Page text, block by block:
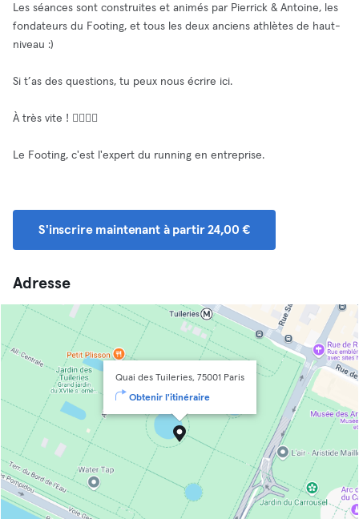
Les séances sont construites et animés par Pierrick & Antoine, les
fondateurs du Footing, et tous les deux anciens athlètes de haut-
niveau :)
Si t’as des questions, tu peux nous écrire ici.
À très vite ! 🏃‍♀️🏃‍♂️
Le Footing, c'est l'expert du running en entreprise.
S'inscrire maintenant à partir 24,00 €
Adresse
Quai des Tuileries, 75001 Paris
Obtenir l'itinéraire